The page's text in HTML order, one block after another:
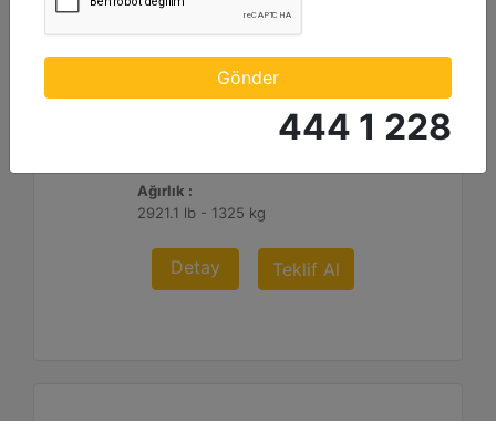
SW360, 200 mm (8 inç)
Maksimum Kesme Derinliği :
23.6 inç - 600 mm
Ağırlık :
2921.1 lb - 1325 kg
Detay Teklif Al
Gönder
444 1 228